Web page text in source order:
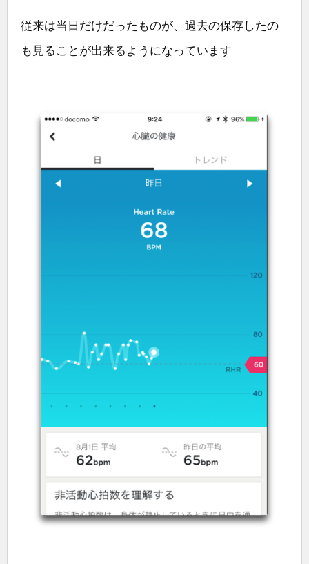
従来は当日だけだったものが、過去の保存したの
も見ることが出来るようになっています